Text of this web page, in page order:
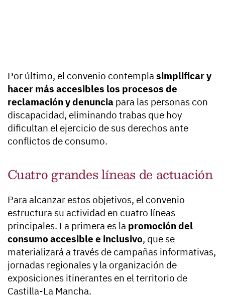
Por último, el convenio contemplasimplificar y
hacer más accesibles los procesos de
reclamación y denuncia para las personas con
discapacidad, eliminando trabas que hoy
dificultan el ejercicio de sus derechos ante
conflictos de consumo.
Cuatro grandes líneas de actuación
Para alcanzar estos objetivos, el convenio
estructura su actividad en cuatro líneas
principales. La primera es la promoción del
consumo accesible e inclusivo, que se
materializará a través de campañas informativas,
jornadas regionales y la organización de
exposiciones itinerantes en el territorio de
Castilla-La Mancha.